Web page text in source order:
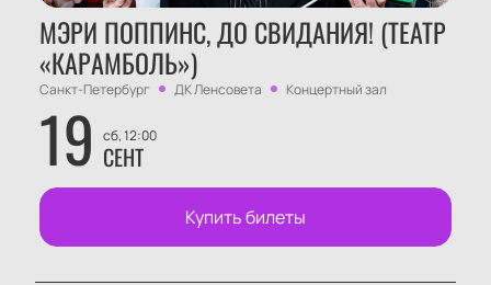
МЭРИ ПОППИНС, ДО СВИДАНИЯ! (ТЕАТР
«КАРАМБОЛЬ»)
Санкт-Петербург ДК Ленсовета Концертный зал
19 сб, 12:00
СЕНТ
Купить билеты